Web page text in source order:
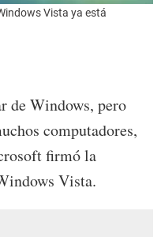
Vista ya está
de Windows, pero
computadores,
firmó la
Vista.